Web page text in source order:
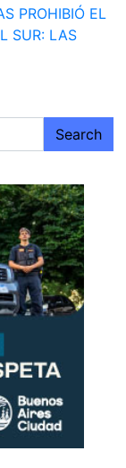
PROHIBIÓ EL
SUR: LAS
Search